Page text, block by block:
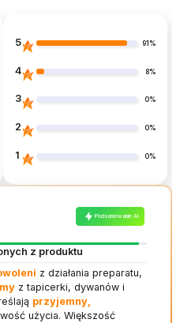
5 91%
4 8%
3 0%
2 0%
1 0%
Podsumowanie AI
z produktu
z działania preparatu,
z tapicerki, dywanów i
przyjemny,
użycia. Większość